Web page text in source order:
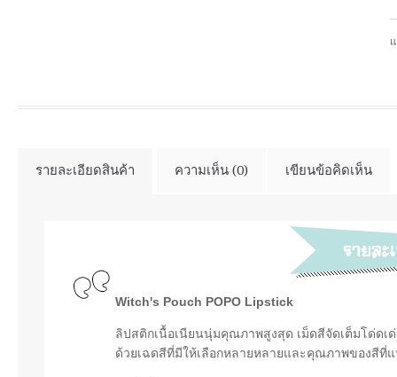
รายละเอียดสินค้า ความเห็น (0) เขียนข้อคิดเห็น
Witch's Pouch POPO Lipstick
ลิปสติกเนื้อเนียนนุ่มคุณภาพสูงสุด เม็ดสีจัดเต็มโด่ด
ด้วยเฉดสีที่มีให้เลือกหลายหลายและคุณภาพของสีที่